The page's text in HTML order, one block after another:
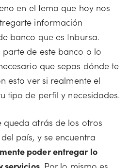
en el tema que hoy nos
información
banco que es Inbursa.
de este banco o lo
que sepas dónde te
esto ver si realmente el
tipo de perfil y necesidades.
queda atrás de los otros
país, y se encuentra
poder entregar lo